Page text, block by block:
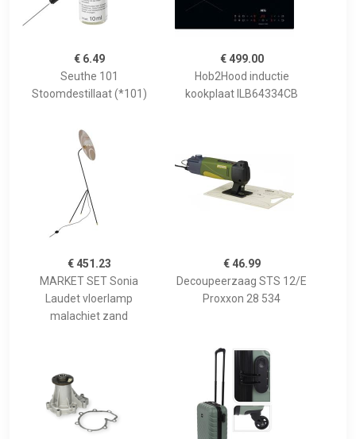
€ 6.49
Seuthe 101
Stoomdestillaat (*101)
€ 499.00
Hob2Hood inductie
kookplaat ILB64334CB
€ 451.23
MARKET SET Sonia
Laudet vloerlamp
malachiet zand
€ 46.99
Decoupeerzaag STS 12/E
Proxxon 28 534